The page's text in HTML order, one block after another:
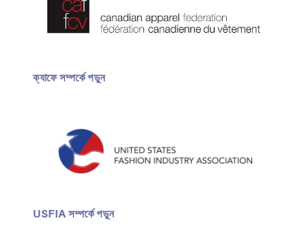
ক্যাফে সম্পর্কে পড়ুন
USFIA সম্পর্কে পড়ুন